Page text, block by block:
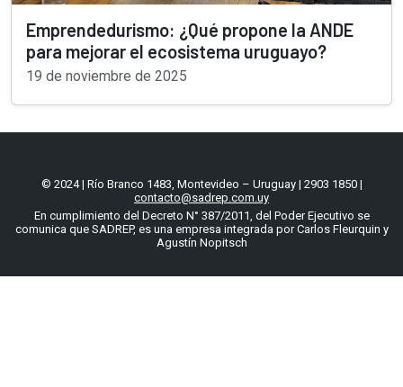
Emprendedurismo: ¿Qué propone la ANDE
para mejorar el ecosistema uruguayo?
19 de noviembre de 2025
© 2024 | Río Branco 1483, Montevideo – Uruguay | 2903 1850 |
contacto@sadrep.com.uy
En cumplimiento del Decreto N° 387/2011, del Poder Ejecutivo se
comunica que SADREP, es una empresa integrada por Carlos Fleurquin y
Agustín Nopitsch